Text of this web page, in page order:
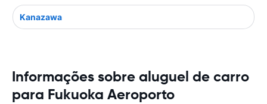
Kanazawa
Informações sobre aluguel de carro
para Fukuoka Aeroporto